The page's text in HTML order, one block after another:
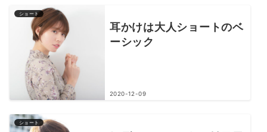
ショート
耳かけは大人ショートのベ
ーシック
2020-12-09
ショート